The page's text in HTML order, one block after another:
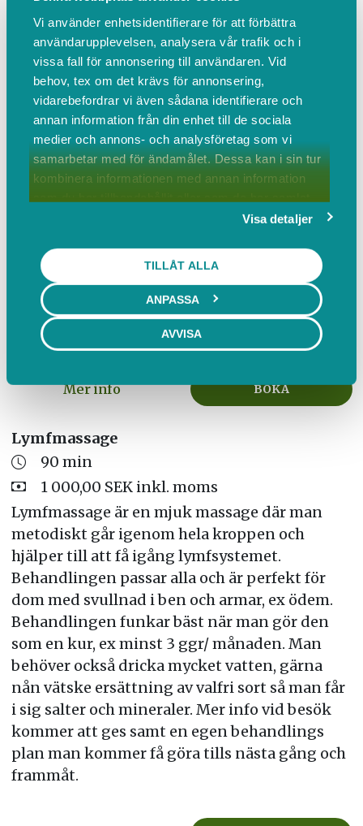
Vi använder enhetsidentifierare för att förbättra
användarupplevelsen, analysera vår trafik och i
vissa fall för annonsering till användaren. Vid
behov, tex om det krävs för annonsering,
vidarebefordrar vi även sådana identifierare och
annan information från din enhet till de sociala
medier och annons- och analysföretag som vi
samarbetar med för ändamålet. Dessa kan i sin tur
kombinera informationen med annan information
Visa detaljer
TILLÅT ALLA
ANPASSA
AVVISA
med spänningar eller behöver du bara få
slappna av? Tillsamman kommer vi överens
om vad du behöver vid besöket.
BOKA
Mer info
Massage
är anpassad efter ditt behov. Behövs det jobbas
med spänningar eller behöver du bara få
slappna av? Tillsamman kommer vi överens
om vad du behöver vid besöket.
BOKA
Mer info
Lymfmassage
90 min
1 000,00 SEK inkl. moms
Lymfmassage är en mjuk massage där man
metodiskt går igenom hela kroppen och
hjälper till att få igång lymfsystemet.
Behandlingen passar alla och är perfekt för
dom med svullnad i ben och armar, ex ödem.
Behandlingen funkar bäst när man gör den
som en kur, ex minst 3 ggr/ månaden. Man
behöver också dricka mycket vatten, gärna
nån vätske ersättning av valfri sort så man får
i sig salter och mineraler. Mer info vid besök
kommer att ges samt en egen behandlings
plan man kommer få göra tills nästa gång och
frammåt.